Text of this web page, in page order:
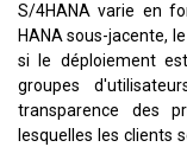
S/4HANA varie en
HANA sous-jacente,
si le déploiement
groupes
transparence des
lesquelles les clients